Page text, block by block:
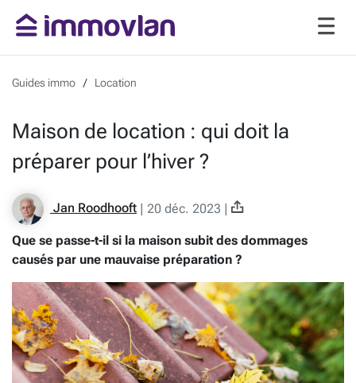
Guides immo Location
Maison de location : qui doit la
préparer pour l’hiver ?
Jan Roodhooft | 20 déc. 2023 |
Que se passe-t-il si la maison subit des dommages
causés par une mauvaise préparation ?